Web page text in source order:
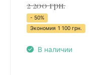
2 200 грн.
- 50%
Экономия 1 100 грн.
В наличии